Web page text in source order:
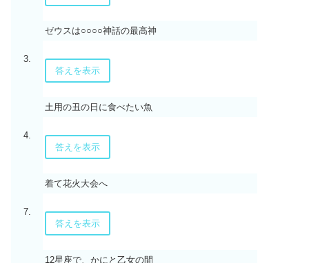
3.
ゼウスは○○○○神話の最高神
答えを表示
4.
土用の丑の日に食べたい魚
答えを表示
7.
着て花火大会へ
答えを表示
12星座で、かにと乙女の間